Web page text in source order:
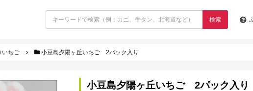
検索
いちご 小豆島夕陽ヶ丘いちご 2パック入り
小豆島夕陽ヶ丘いちご 2パック入り